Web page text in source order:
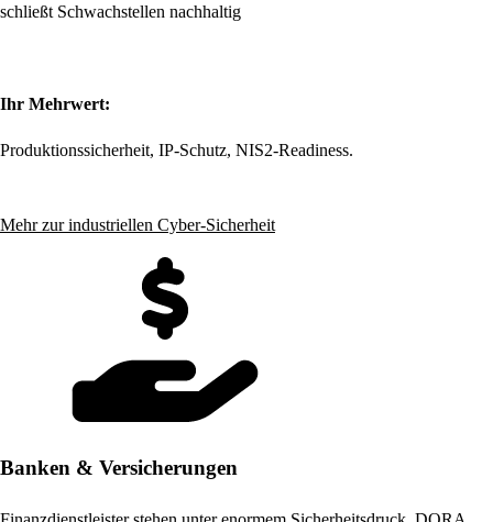
schließt Schwachstellen nachhaltig
Ihr Mehrwert:
Produktionssicherheit, IP-Schutz, NIS2-Readiness.
Mehr zur industriellen Cyber-Sicherheit
Banken & Versicherungen